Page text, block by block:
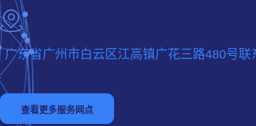
广东省广州市白云区江高镇广花三路480号